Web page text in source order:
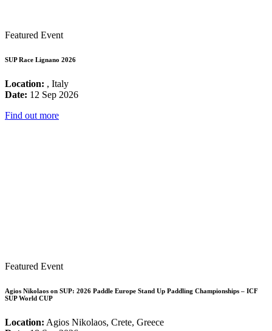
Featured Event
SUP Race Lignano 2026
Location: , Italy
Date: 12 Sep 2026
Find out more
Featured Event
Agios Nikolaos on SUP: 2026 Paddle Europe Stand Up Paddling Championships – ICF
SUP World CUP
Location: Agios Nikolaos, Crete, Greece